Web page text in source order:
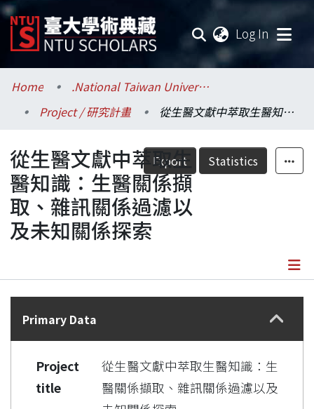
Log In
Communities & Collections
Research Outputs
Fundings & Projects
Researchers
Organizations
Home
.National Taiwan University / 國立臺灣大學
Project / 研究計畫
從生醫文獻中萃取生醫知識：生醫關係擷取、雜訊關係過濾以及未知關係探索
Export Statistics
從生醫文獻中萃取生
醫知識：生醫關係擷
取、雜訊關係過濾以
及未知關係探索
Details
Primary Data
Project
title
從生醫文獻中萃取生醫知識：生
醫關係擷取、雜訊關係過濾以及